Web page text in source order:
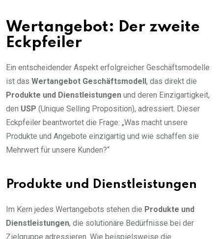
Wertangebot: Der zweite
Eckpfeiler
Ein entscheidender Aspekt erfolgreicher Geschäftsmodelle
ist das Wertangebot Geschäftsmodell , das direkt die
Produkte und Dienstleistungen und deren Einzigartigkeit,
den USP (Unique Selling Proposition), adressiert. Dieser
Eckpfeiler beantwortet die Frage: „Was macht unsere
Produkte und Angebote einzigartig und wie schaffen sie
Mehrwert für unsere Kunden?“
Produkte und Dienstleistungen
Im Kern jedes Wertangebots stehen die Produkte und
Dienstleistungen, die solutionäre Bedürfnisse bei der
Zielgruppe adressieren. Wie beispielsweise die